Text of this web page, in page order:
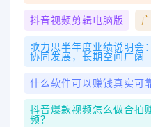
抖音视频剪辑电脑版
歌力思半年度业绩说明会
协同发展，长期空间广阔
什么软件可以赚钱真实可
抖音爆款视频怎么做合拍
频？